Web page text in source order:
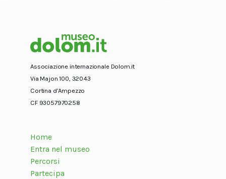
Associazione internazionale Dolom.it
Via Majon 100, 32043
Cortina d’Ampezzo
CF 93057970258
Home
Entra nel museo
Percorsi
Partecipa